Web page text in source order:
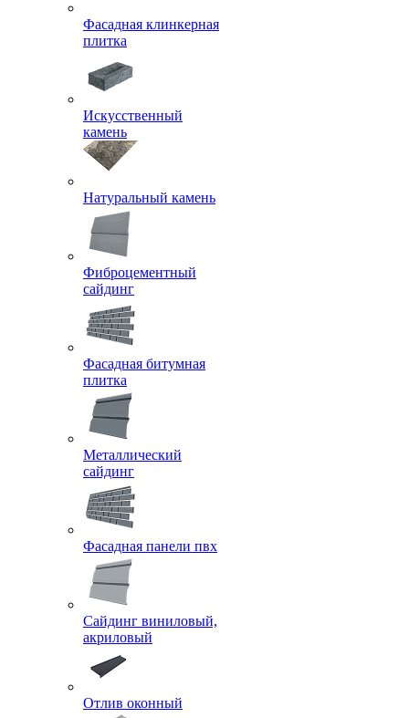
Фасадная клинкерная
плитка
Искусственный
камень
Натуральный камень
Фиброцементный
сайдинг
Фасадная битумная
плитка
Металлический
сайдинг
Фасадная панели пвх
Сайдинг виниловый,
акриловый
Отлив оконный